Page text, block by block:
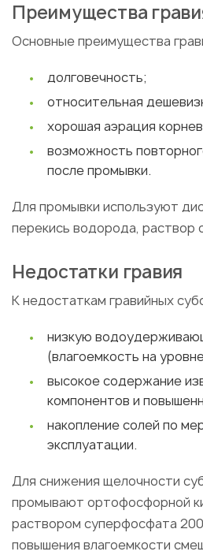
Преимущества
Основные преимущества
долговечность;
относительная
хорошая аэрация
возможность
после промывки.
Для промывки используют
перекись водорода, раствор
Недостатки гравия
К недостаткам гравийных
низкую
(влагоемкость на
высокое содержание
компонентов и
накопление солей по
эксплуатации.
Для снижения щелочности
промывают ортофосфорной
раствором суперфосфата
повышения влагоемкости